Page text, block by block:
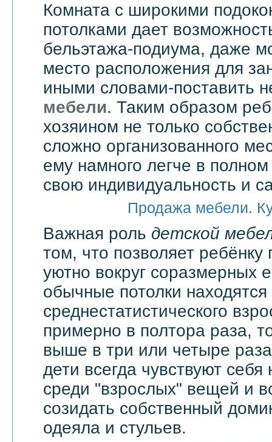
Комната с широкими
потолками дает
бельэтажа-подиума, даже
место расположения для
иными словами-поставить
мебели. Таким образом
хозяином не только
сложно организованного
ему намного легче в
свою индивидуальность и
Продажа мебели.
Важная роль детской
том, что позволяет ребёнку
уютно вокруг соразмерных
обычные потолки
среднестатистического
примерно в полтора раза,
выше в три или четыре
дети всегда чувствуют
среди "взрослых" вещей и
созидать собственный
одеяла и стульев.